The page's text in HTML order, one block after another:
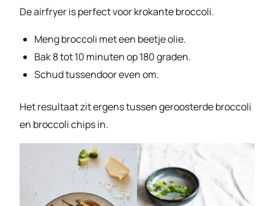
De airfryer is perfect voor krokante broccoli.
Meng broccoli met een beetje olie.
Bak 8 tot 10 minuten op 180 graden.
Schud tussendoor even om.
Het resultaat zit ergens tussen geroosterde broccoli
en broccoli chips in.